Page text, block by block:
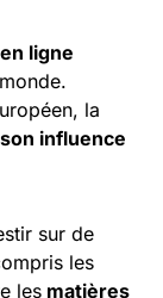
ligne
la
influence
sur de
les
les matières